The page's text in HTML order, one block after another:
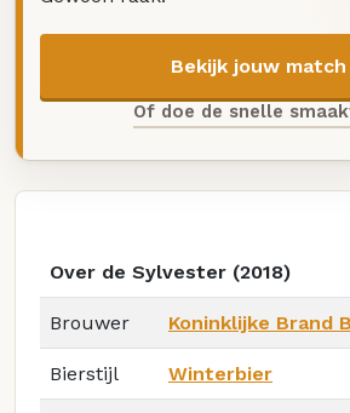
Bekijk jouw
Of doe de snelle
Over de Sylvester (2018)
Brouwer Koninklijke Brand
Bierstijl Winterbier